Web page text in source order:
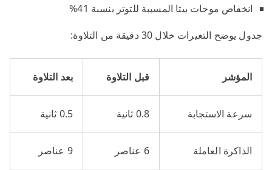
انخفاض موجات بيتا المسببة للتوتر بنسبة 41%
جدول يوضح التغيرات خلال 30 دقيقة من التلاوة:
المؤشر قبل التلاوة بعد التلاوة
سرعة الاستجابة 0.8 ثانية 0.5 ثانية
الذاكرة العاملة 6 عناصر 9 عناصر